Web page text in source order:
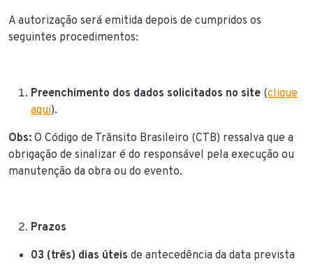
A autorização será emitida depois de cumpridos os
seguintes procedimentos:
Preenchimento dos dados solicitados no site (clique
aqui).
Obs: O Código de Trânsito Brasileiro (CTB) ressalva que a
obrigação de sinalizar é do responsável pela execução ou
manutenção da obra ou do evento.
Prazos
03 (três) dias úteis de antecedência da data prevista